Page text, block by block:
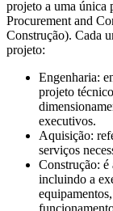
projeto a uma única
Procurement and
Construção). Cada
projeto:
Engenharia:
projeto
executivos.
Aquisição:
serviços
Construção: é
incluindo a